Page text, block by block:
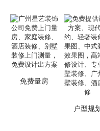
免费量房
户型规划